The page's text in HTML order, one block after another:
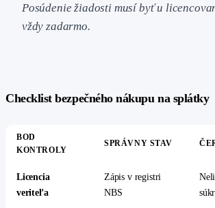
Posúdenie žiadosti musí byť u
vždy zadarmo.
Checklist bezpečného nákupu na splátky
BOD
KONTROLY
SPRÁVNY STAV
Licencia
veriteľa
Zápis v registri
NBS